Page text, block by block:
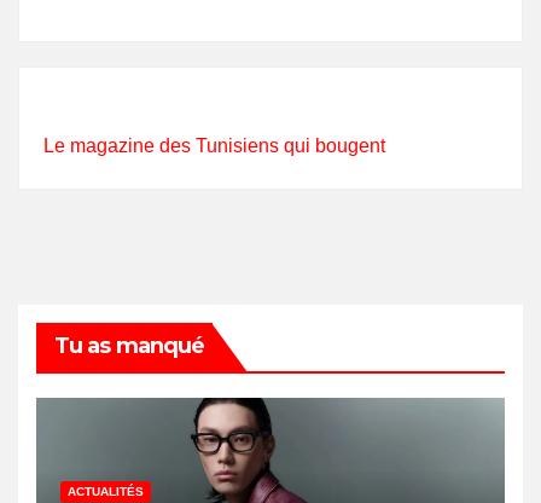
Le magazine des Tunisiens qui bougent
Tu as manqué
ACTUALITÉS